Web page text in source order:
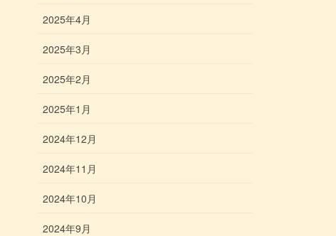
2025年4月
2025年3月
2025年2月
2025年1月
2024年12月
2024年11月
2024年10月
2024年9月